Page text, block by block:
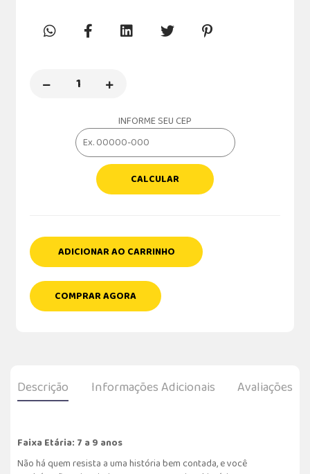
INFORME SEU CEP
CALCULAR
ADICIONAR AO CARRINHO
COMPRAR AGORA
Descrição Informações Adicionais Avaliações
Faixa Etária: 7 a 9 anos
Não há quem resista a uma história bem contada, e você